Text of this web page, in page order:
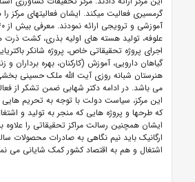
گرمسیری فعالیت میکند. ایشان فعالیتهای
علوفه، تولید هسته های اولیه بذری، کشت ذرت
اجرای پروژه تحقیقاتی خاص، پروژه شانکر
گیاهان دارویی، آموزش (کارکنان، بهره برداران
هنرستان شبانه روزی آیت الله ملک حسینی بخشی
می باشد. در ادامه دکتر شهابی ضمن تشکر از
این مرکز، سیاست دولت با توجه به تحریم
که طرحها و پروژه هایی که منجر به تولید و
ایشان همچنین رسالت مراکز تحقیقاتی را
ارگانیک باید نیم نگاهی به صادرات محصولات
اشتغال و هم به اقتصاد کشور کمک شایانی می